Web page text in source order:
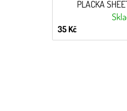
PLACKA
35 Kč